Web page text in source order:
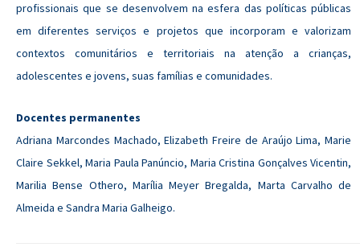
profissionais que se desenvolvem na esfera das políticas públicas
em diferentes serviços e projetos que incorporam e valorizam
contextos comunitários e territoriais na atenção a crianças,
adolescentes e jovens, suas famílias e comunidades.
Docentes permanentes
Adriana Marcondes Machado, Elizabeth Freire de Araújo Lima, Marie
Claire Sekkel, Maria Paula Panúncio, Maria Cristina Gonçalves Vicentin,
Marilia Bense Othero, Marília Meyer Bregalda, Marta Carvalho de
Almeida e Sandra Maria Galheigo.